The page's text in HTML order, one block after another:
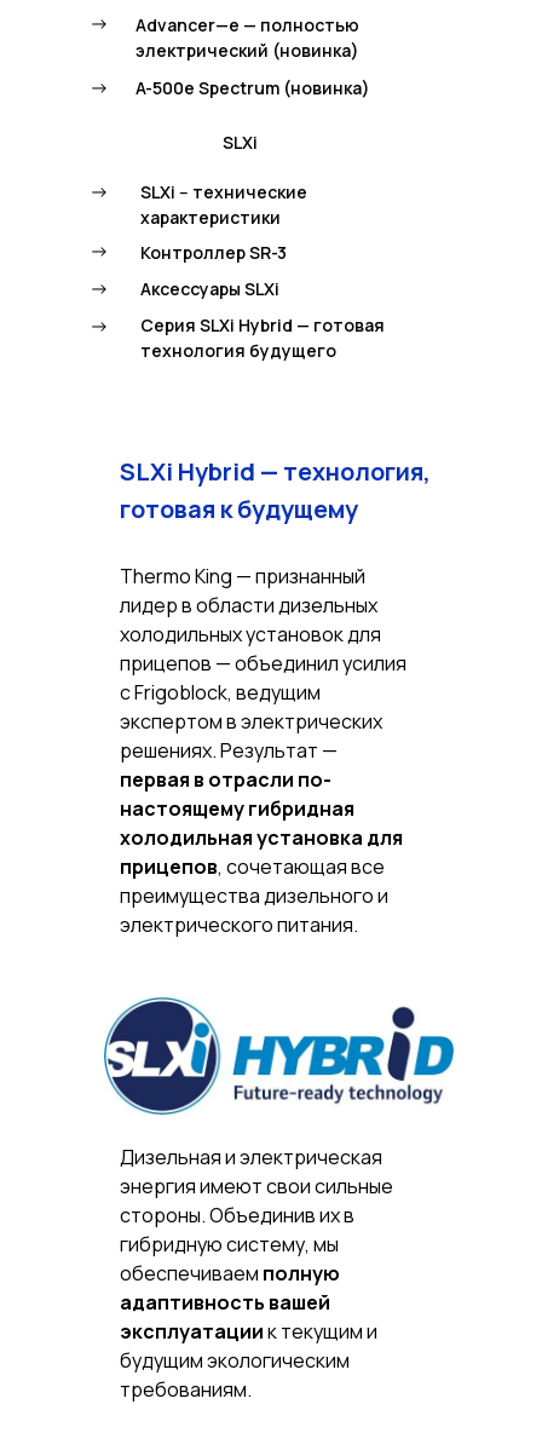
->
->
->
->
->
->
Thermo King — признанный
лидер в области дизельных
холодильных установок для
прицепов — объединил усилия
с Frigoblock, ведущим
экспертом в электрических
решениях. Результат —
первая в отрасли по-
настоящему гибридная
холодильная установка для
прицепов, сочетающая все
преимущества дизельного и
электрического питания.
Дизельная и электрическая
энергия имеют свои сильные
стороны. Объединив их в
гибридную систему, мы
обеспечиваем полную
адаптивность вашей
эксплуатациик текущим и
будущим экологическим
требованиям.
SLXi Hybrid — технология,
готовая к будущему
SLXi
SLXi -- технические
характеристики
Контроллер SR-3
Аксессуары SLXi
Серия SLXi Hybrid — готовая
технология будущего
Advancer—e — полностью
электрический (новинка)
A-500e Spectrum (новинка)